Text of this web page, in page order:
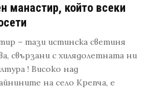
манастир, който всеки
– тази истинска светиня
свързани с хилядолетната ни
! Високо над
на село Крепча, е